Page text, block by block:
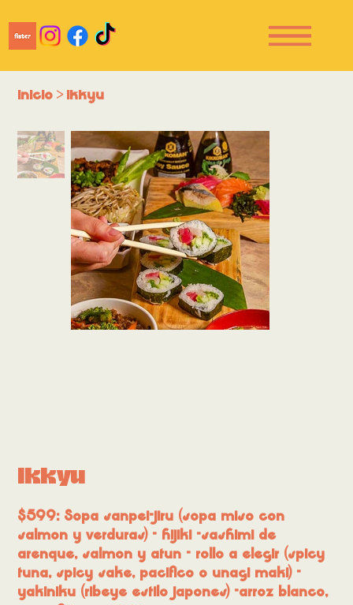
Inicio > Ikkyu
Ikkyu
$599: Sopa sanpei-jiru (sopa miso con
salmon y verduras) - hijiki -sashimi de
arenque, salmon y atun - rollo a elegir (spicy
tuna, spicy sake, pacifico o unagi maki) -
yakiniku (ribeye estilo japones) -arroz blanco,